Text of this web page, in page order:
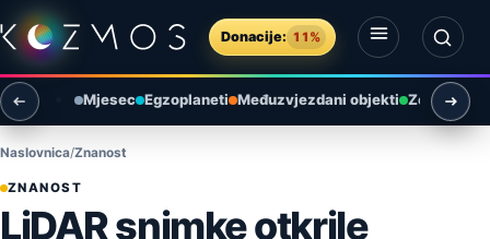
Preskoči na sadržaj
Donacije: 11%
Otvori izbornik
Otvori pretragu
Mjesec Egzoplaneti Međuzvjezdani objekti Zemlja i
Naslovnica Znanost
ZNANOST
LiDAR snimke otkrile